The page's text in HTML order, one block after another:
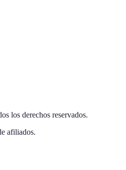
los derechos reservados.
afiliados.